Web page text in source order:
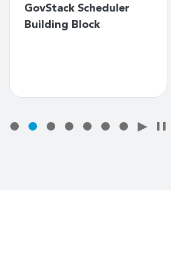
GovStack Scheduler
Building Block